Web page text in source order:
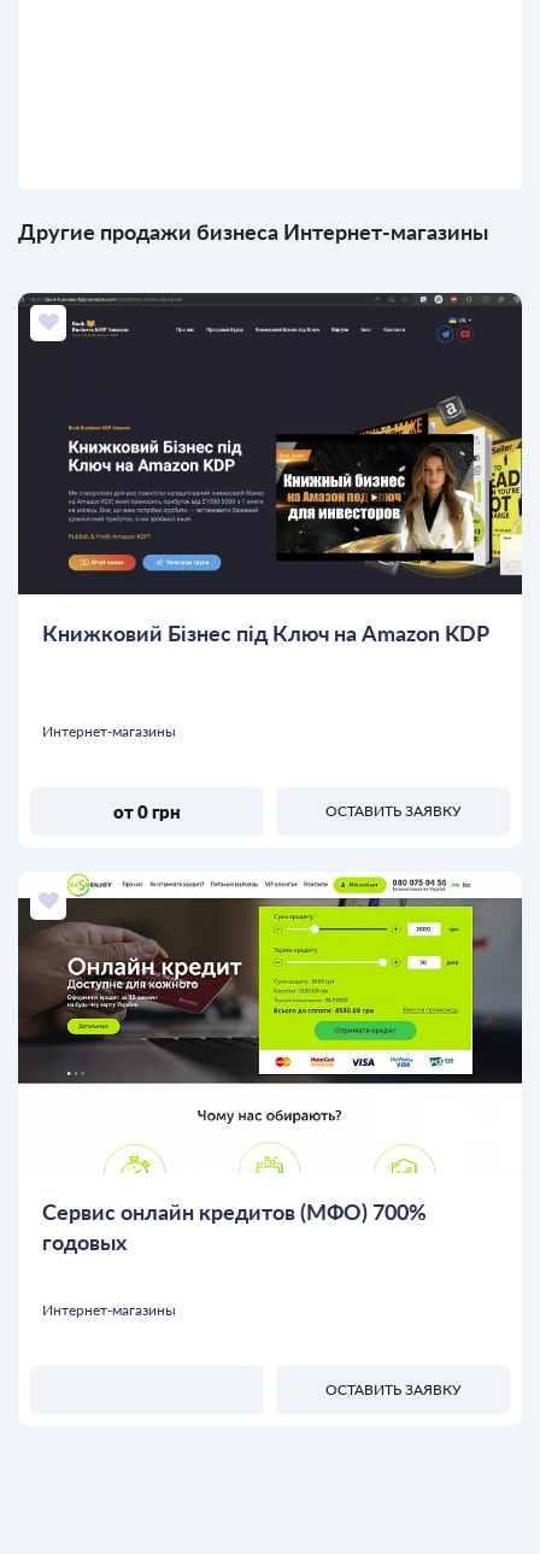
Другие продажи бизнеса Интернет-магазины
Книжковий Бізнес під Ключ на Amazon KDP
Интернет-магазины
от 0 грн ОСТАВИТЬ ЗАЯВКУ
Сервис онлайн кредитов (МФО) 700%
годовых
Интернет-магазины
ОСТАВИТЬ ЗАЯВКУ